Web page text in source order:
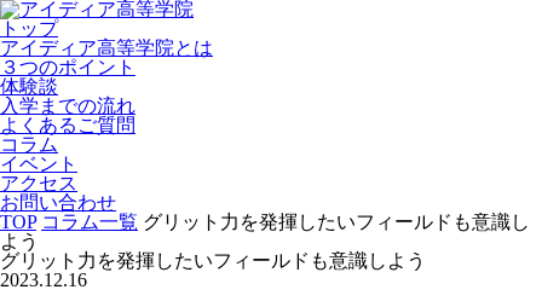
トップ
アイディア高等学院とは
３つのポイント
体験談
入学までの流れ
よくあるご質問
コラム
イベント
アクセス
お問い合わせ
TOP コラム一覧 グリット力を発揮したいフィールドも意識し
よう
グリット力を発揮したいフィールドも意識しよう
2023.12.16